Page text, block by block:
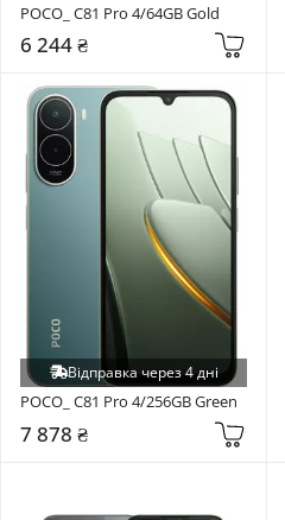
POCO_ C81 Pro 4/64GB Gold
6 244 ₴
Відправка через 4 дні
POCO_ C81 Pro 4/256GB Green
7 878 ₴